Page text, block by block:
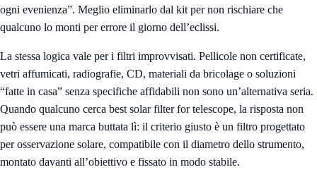
ogni evenienza”. Meglio eliminarlo dal kit per non rischiare che
qualcuno lo monti per errore il giorno dell’eclissi.
La stessa logica vale per i filtri improvvisati. Pellicole non certificate,
vetri affumicati, radiografie, CD, materiali da bricolage o soluzioni
“fatte in casa” senza specifiche affidabili non sono un’alternativa seria.
Quando qualcuno cerca best solar filter for telescope, la risposta non
può essere una marca buttata lì: il criterio giusto è un filtro progettato
per osservazione solare, compatibile con il diametro dello strumento,
montato davanti all’obiettivo e fissato in modo stabile.